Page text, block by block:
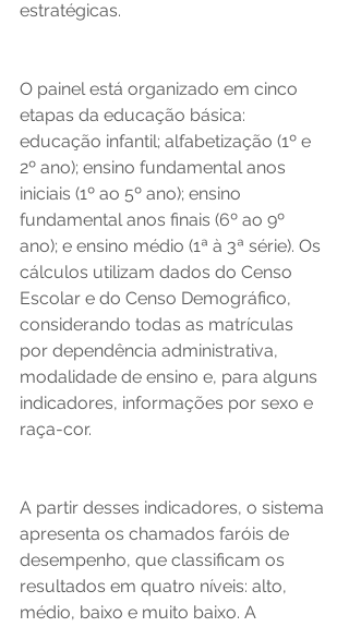
estratégicas.
O painel está organizado em cinco
etapas da educação básica:
educação infantil; alfabetização (1º e
2º ano); ensino fundamental anos
iniciais (1º ao 5º ano); ensino
fundamental anos finais (6º ao 9º
ano); e ensino médio (1ª à 3ª série). Os
cálculos utilizam dados do Censo
Escolar e do Censo Demográfico,
considerando todas as matrículas
por dependência administrativa,
modalidade de ensino e, para alguns
indicadores, informações por sexo e
raça-cor.
A partir desses indicadores, o sistema
apresenta os chamados faróis de
desempenho, que classificam os
resultados em quatro níveis: alto,
médio, baixo e muito baixo. A